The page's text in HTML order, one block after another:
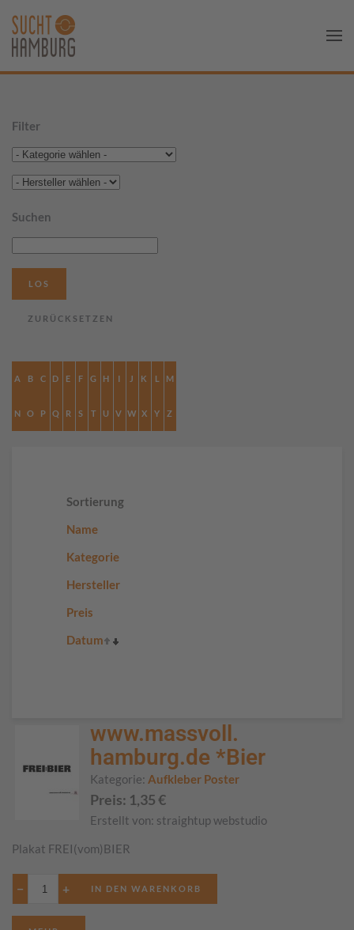
Filter
Suchen
A B C D E F G H I J K L M
N O P Q R S T U V W X Y Z
Sortierung
Name
Kategorie
Hersteller
Preis
Datum
www.massvoll.
hamburg.de *Bier
Kategorie: Aufkleber Poster
Preis: 1,35€
Erstellt von: straightup webstudio
Plakat FREI(vom)BIER
− +